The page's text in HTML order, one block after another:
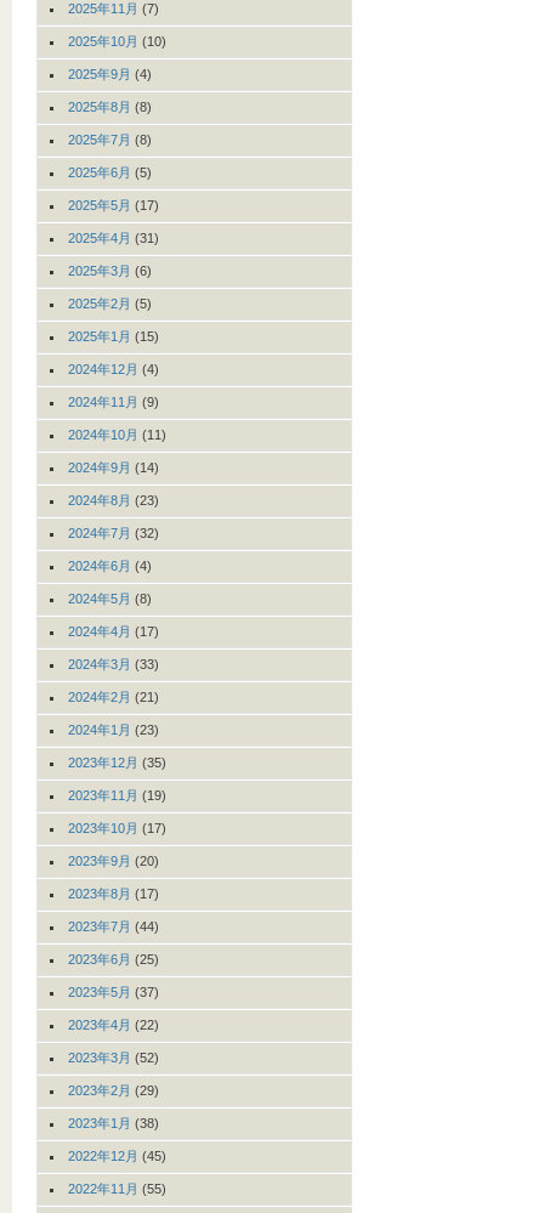
2025年11月 (7)
2025年10月 (10)
2025年9月 (4)
2025年8月 (8)
2025年7月 (8)
2025年6月 (5)
2025年5月 (17)
2025年4月 (31)
2025年3月 (6)
2025年2月 (5)
2025年1月 (15)
2024年12月 (4)
2024年11月 (9)
2024年10月 (11)
2024年9月 (14)
2024年8月 (23)
2024年7月 (32)
2024年6月 (4)
2024年5月 (8)
2024年4月 (17)
2024年3月 (33)
2024年2月 (21)
2024年1月 (23)
2023年12月 (35)
2023年11月 (19)
2023年10月 (17)
2023年9月 (20)
2023年8月 (17)
2023年7月 (44)
2023年6月 (25)
2023年5月 (37)
2023年4月 (22)
2023年3月 (52)
2023年2月 (29)
2023年1月 (38)
2022年12月 (45)
2022年11月 (55)